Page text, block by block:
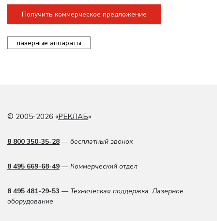
Получить коммерческое предложение
лазерные аппараты
© 2005-2026 «РЕКЛАБ»
8 800 350-35-28 — бесплатный звонок
8 495 669-68-49 — Коммерческий отдел
8 495 481-29-53 — Техническая поддержка. Лазерное
оборудование